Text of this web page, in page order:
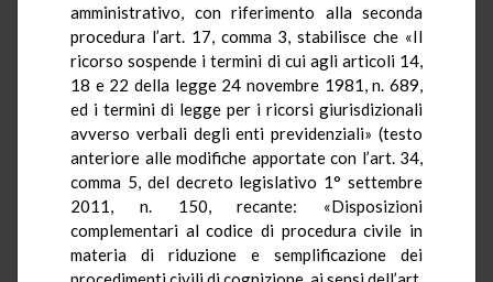
amministrativo, con riferimento alla seconda
procedura l’art. 17, comma 3, stabilisce che «Il
ricorso sospende i termini di cui agli articoli 14,
18 e 22 della legge 24 novembre 1981, n. 689,
ed i termini di legge per i ricorsi giurisdizionali
avverso verbali degli enti previdenziali» (testo
anteriore alle modifiche apportate con l’art. 34,
comma 5, del decreto legislativo 1° settembre
2011, n. 150, recante: «Disposizioni
complementari al codice di procedura civile in
materia di riduzione e semplificazione dei